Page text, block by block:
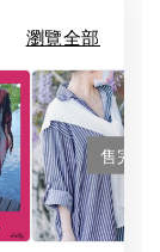
瀏覽全部
售完